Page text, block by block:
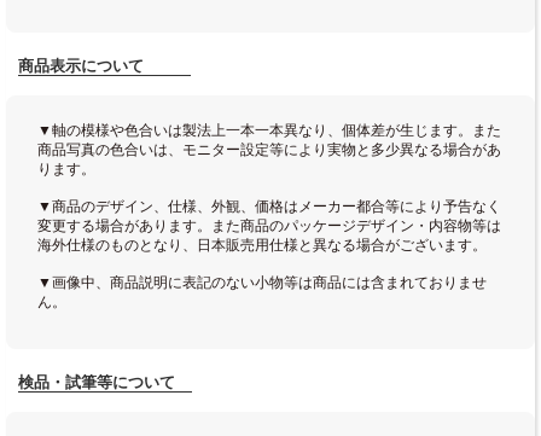
商品表示について
▼軸の模様や色合いは製法上一本一本異なり、個体差が生じます。また
商品写真の色合いは、モニター設定等により実物と多少異なる場合があ
ります。
▼商品のデザイン、仕様、外観、価格はメーカー都合等により予告なく
変更する場合があります。また商品のパッケージデザイン・内容物等は
海外仕様のものとなり、日本販売用仕様と異なる場合がございます。
▼画像中、商品説明に表記のない小物等は商品には含まれておりませ
ん。
検品・試筆等について